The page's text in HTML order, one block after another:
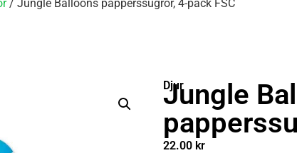
/ Jungle Balloons papperssugrör, 4-pack FSC
Djur
Jungle
22.00 kr